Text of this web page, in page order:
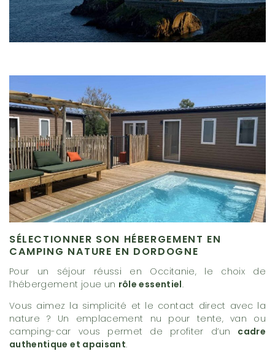
SÉLECTIONNER SON HÉBERGEMENT EN
CAMPING NATURE EN DORDOGNE
Pour un séjour réussi en Occitanie, le choix de
l’hébergement joue un rôle essentiel.
Vous aimez la simplicité et le contact direct avec la
nature ? Un emplacement nu pour tente, van ou
camping-car vous permet de profiter d’un cadre
authentique et apaisant.